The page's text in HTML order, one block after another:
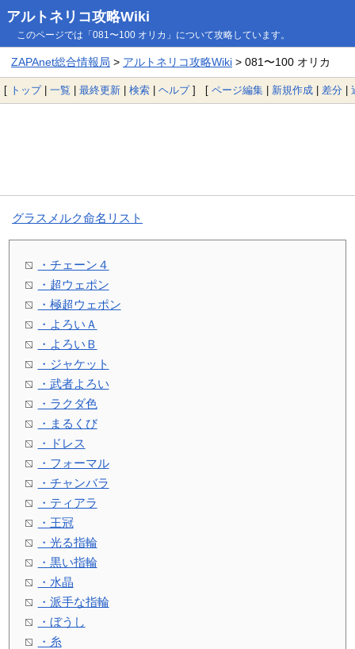
アルトネリコ攻略Wiki
このページでは「081〜100 オリカ」について攻略しています。
ZAPAnet総合情報局 > アルトネリコ攻略Wiki> 081〜100 オリカ
[ トップ| 一覧 | 最終更新 | 検索 | ヘルプ] [ ページ編集 | 新規作成 | 差分 |
グラスメルク命名リスト
・チェーン４
・超ウェポン
・極超ウェポン
・よろいＡ
・よろいＢ
・ジャケット
・武者よろい
・ラクダ色
・まるくび
・ドレス
・フォーマル
・チャンバラ
・ティアラ
・王冠
・光る指輪
・黒い指輪
・水晶
・派手な指輪
・ぼうし
・糸